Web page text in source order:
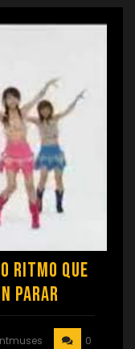
ritmo que
parar
0